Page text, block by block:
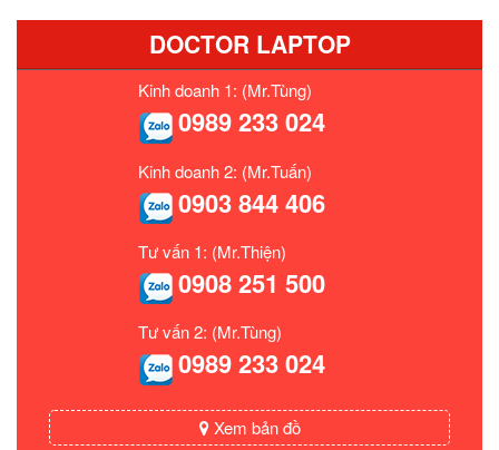
DOCTOR LAPTOP
Kinh doanh 1: (Mr.Tùng)
0989 233 024
Kinh doanh 2: (Mr.Tuấn)
0903 844 406
Tư vấn 1: (Mr.Thiện)
0908 251 500
Tư vấn 2: (Mr.Tùng)
0989 233 024
Xem bản đồ